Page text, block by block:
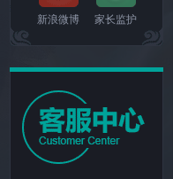
新浪微博 家长监护